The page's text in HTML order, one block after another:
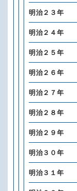
明治２３年
明治２４年
明治２５年
明治２６年
明治２７年
明治２８年
明治２９年
明治３０年
明治３１年